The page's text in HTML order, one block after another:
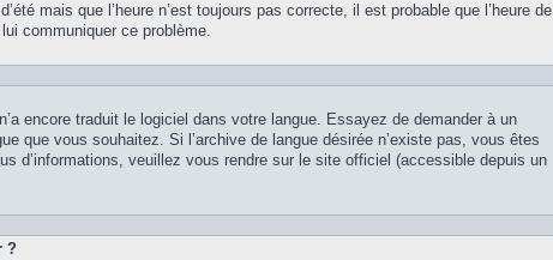
mais que l’heure n’est toujours pas correcte, il est probable que l’heure de
communiquer ce problème.
encore traduit le logiciel dans votre langue. Essayez de demander à un
que vous souhaitez. Si l’archive de langue désirée n’existe pas, vous êtes
d’informations, veuillez vous rendre sur le site officiel (accessible depuis un
?